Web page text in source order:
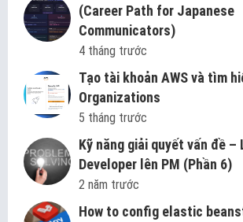
(Career Path for Japanese
Communicators)
4 tháng trước
Tạo tài khoản AWS và tìm
Organizations
5 tháng trước
Kỹ năng giải quyết vấn đề
Developer lên PM (Phần 6)
2 năm trước
How to config elastic